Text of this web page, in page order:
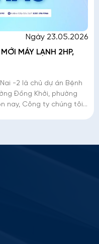
Ngày 23.05.2026
MÁY LẠNH 2HP,
-2 là chủ dự án Bệnh
Đồng Khởi, phường
nay, Công ty chúng tôi